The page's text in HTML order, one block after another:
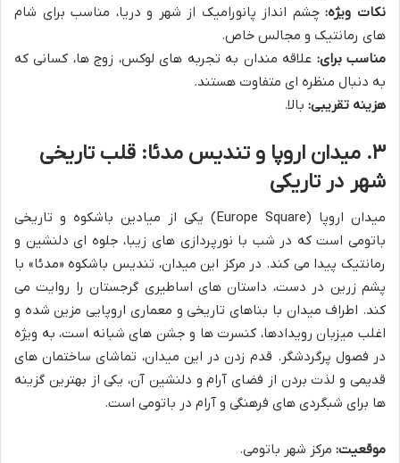
نکات ویژه:چشم انداز پانورامیک از شهر و دریا، مناسب برای شام
های رمانتیک و مجالس خاص.
مناسب برای: علاقه مندان به تجربه های لوکس، زوج ها، کسانی که
به دنبال منظره ای متفاوت هستند.
هزینه تقریبی: بالا.
۳. میدان اروپا و تندیس مدئا: قلب تاریخی
شهر در تاریکی
میدان اروپا (Europe Square) یکی از میادین باشکوه و تاریخی
باتومی است که در شب با نورپردازی های زیبا، جلوه ای دلنشین و
رمانتیک پیدا می کند. در مرکز این میدان، تندیس باشکوه «مدئا» با
پشم زرین در دست، داستان های اساطیری گرجستان را روایت می
کند. اطراف میدان با بناهای تاریخی و معماری اروپایی مزین شده و
اغلب میزبان رویدادها، کنسرت ها و جشن های شبانه است، به ویژه
در فصول پرگردشگر. قدم زدن در این میدان، تماشای ساختمان های
قدیمی و لذت بردن از فضای آرام و دلنشین آن، یکی از بهترین گزینه
ها برای شبگردی های فرهنگی و آرام در باتومی است.
موقعیت: مرکز شهر باتومی.